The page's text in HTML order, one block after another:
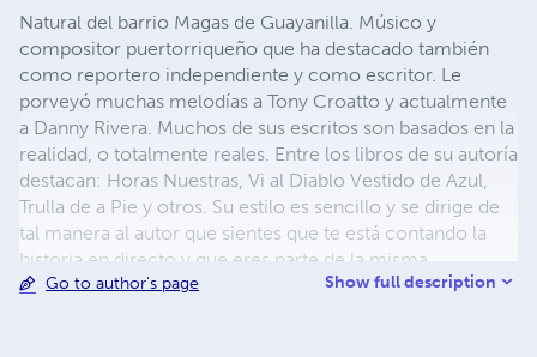
Natural del barrio Magas de Guayanilla. Músico y
compositor puertorriqueño que ha destacado también
como reportero independiente y como escritor. Le
porveyó muchas melodías a Tony Croatto y actualmente
a Danny Rivera. Muchos de sus escritos son basados en la
realidad, o totalmente reales. Entre los libros de su autoría
destacan: Horas Nuestras, Vi al Diablo Vestido de Azul,
Trulla de a Pie y otros. Su estilo es sencillo y se dirige de
tal manera al autor que sientes que te está contando la
historia en directo y que eres parte de la misma.
Go to author's page Show full description